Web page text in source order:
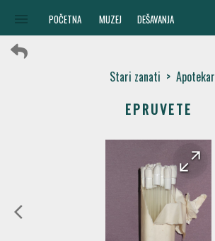
POČETNA MUZEJ DEŠAVANJA
Stari zanati > Apotekar
EPRUVETE
arrow_back_ios
arrow_back
arrow_forward